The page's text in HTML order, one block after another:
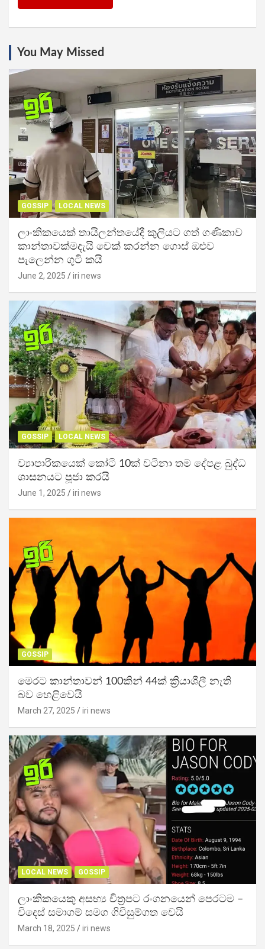
You May Missed
GOSSIP LOCAL NEWS
ලාංකිකයෙක් තායිලන්තයේදී කුලියට ගත් ගණිකාව
කාන්තාවක්මදැයි චෙක් කරන්න ගොස් ඔළුව
පැලෙන්න ගුටි කයි
June 2, 2025 iri news
GOSSIP LOCAL NEWS
ව්‍යාපාරිකයෙක් කෝටි 10ක් වටිනා තම දේපළ බුද්ධ
ශාසනයට පූජා කරයි
June 1, 2025 iri news
GOSSIP
මෙරට කාන්තාවන් 100කින් 44ක් ක්‍රියාශීලී නැති
බව හෙළිවෙයි
March 27, 2025 iri news
LOCAL NEWS GOSSIP
ලාංකිකයෙකු අසභ්‍ය චිත්‍රපට රංගනයෙන් පෙරටම –
විදෙස් සමාගම් සමග ගිවිසුම්ගත වෙයි
March 18, 2025 iri news